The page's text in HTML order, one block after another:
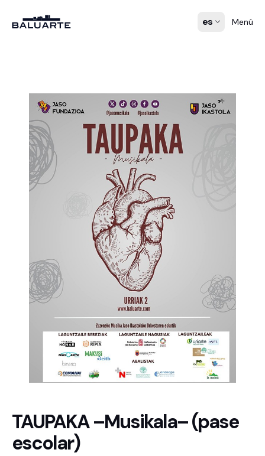
es Menú
TAUPAKA –Musikala– (pase
escolar)